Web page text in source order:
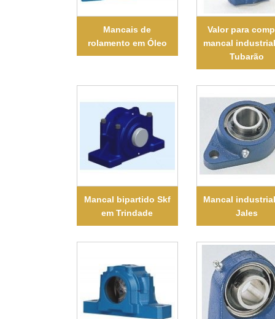
Mancais de
rolamento em Óleo
Valor para
mancal
Tubarão
Mancal bipartido Skf
em Trindade
Mancal
Jales